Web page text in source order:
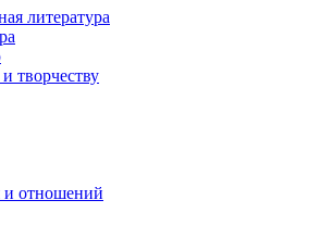
литература
творчеству
и отношений